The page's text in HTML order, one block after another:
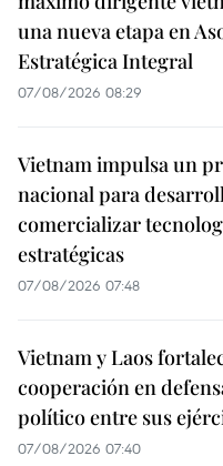
una nueva etapa en
Estratégica Integral
07/08/2026 08:29
Vietnam impulsa un
nacional para
comercializar
estratégicas
07/08/2026 07:48
Vietnam y Laos
cooperación en
político entre sus
07/08/2026 07:40